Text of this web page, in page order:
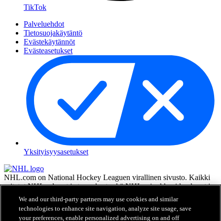
TikTok
Palveluehdot
Tietosuojakäytäntö
Evästekäytännöt
Evästeasetukset
Yksityisyysasetukset
NHL.com on National Hockey Leaguen virallinen sivusto. Kaikki
esitetyt NHL:n logot ja tunnukset sekä NHL:n joukkueiden logot ja
tunnukset ovat NHL:n ja sen joukkueiden omaisuutta, eikä niitä saa
toisintaa ilman NHL Enterprises, L.P.:n hyväksyntää. © NHL 2026.
Kaikki oikeudet pidätetään. Kaikki NHL-joukkueiden pelaajien
We and our third-party partners may use cookies and similar
technologies to enhance site navigation, analyze site usage, save
your preferences, enable personalized advertising on and off